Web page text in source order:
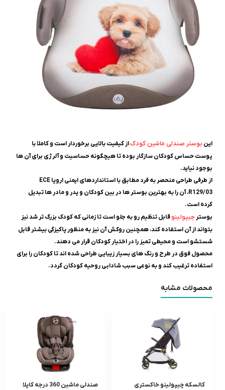
این بوستر صندلی ماشین کودکاز کیفیت بالایی برخوردار است و کاملا با
پوست حساس کودکان سازگار بوده تا هیچگونه حساسیت و آلرژی برای آن ها
بوجود نیاید.
از طرفی طراحی منحصر به فرد مطابق با استانداردهای ایمنی اروپا ECE
R129/03، آن را به بهترین بوستر ها در بین کودکان و پدر و مادر ها تبدیل
کرده است.
بوسترچیپولینوقابل تنظیم رو به جلو است تا زمانی که کودک بزرگ تر شد نیز
بتواند از آن استفاده کند، همچنین روکش آن نیز به منظور پاکیزگی بیشتر قابل
شستشو است و محیطی تمیز را در اختیار کودکان قرار می دهند.
محصول فوق در طرح و رنگ های بسیار زیبایی طراحی شده اند تا کودکان را برای
استفاده ترغیب کند و به نوعی سبب شادابی روحیه کودکان گردد.
محصولات مشابه
کالسکه چیپولینو خاکستری
صندلی ماشین 360 درجه کاپلا